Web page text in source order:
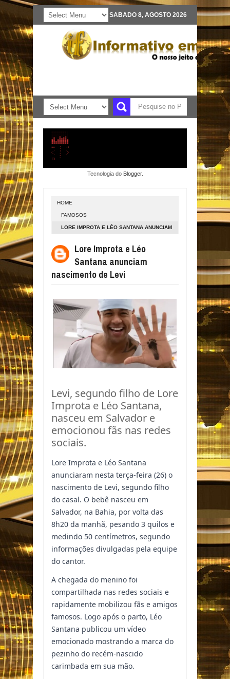
SABADO 8, AGOSTO 2026
Tecnologia do Blogger.
HOME
FAMOSOS
LORE IMPROTA E LÉO SANTANA ANUNCIAM
Lore Improta e Léo
Santana anunciam
nascimento de Levi
Levi, segundo filho de Lore
Improta e Léo Santana,
nasceu em Salvador e
emocionou fãs nas redes
sociais.
Lore Improta e Léo Santana
anunciaram nesta terça-feira (26) o
nascimento de Levi, segundo filho
do casal. O bebê nasceu em
Salvador, na Bahia, por volta das
8h20 da manhã, pesando 3 quilos e
medindo 50 centímetros, segundo
informações divulgadas pela equipe
do cantor.
A chegada do menino foi
compartilhada nas redes sociais e
rapidamente mobilizou fãs e amigos
famosos. Logo após o parto, Léo
Santana publicou um vídeo
emocionado mostrando a marca do
pezinho do recém-nascido
carimbada em sua mão.